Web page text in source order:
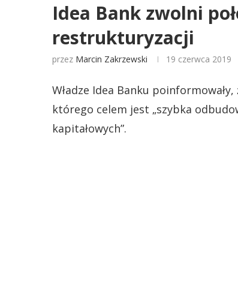
Idea Bank zwolni
restrukturyzacji
przez Marcin Zakrzewski 19 czerwca 2019
Władze Idea Banku
którego celem jest „szybka
kapitałowych”.